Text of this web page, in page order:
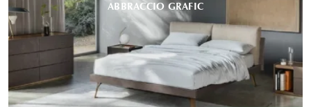
ABBRACCIO GRAFIC